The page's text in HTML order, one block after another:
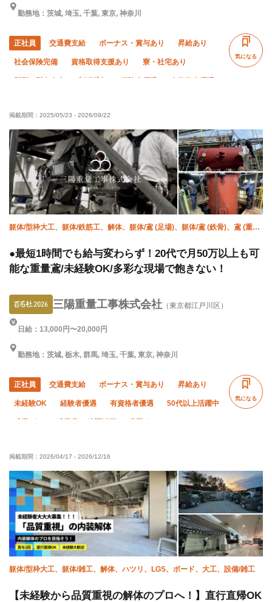
勤務地：茨城, 埼玉, 千葉, 東京, 神奈川
正社員 交通費支給 ボーナス・賞与あり 昇給あり
社会保険完備 資格取得支援あり 寮・社宅あり
髪型・髪色自由 制服貸与 経験者優遇 有資格者優遇
年末年始休暇 車・バイク通勤OK
気になる
掲載期間： 2025/05/23 - 2026/09/22
躯体/型枠大工、躯体/鉄筋工、解体、躯体/鳶 (足場)、躯体/鳶 (鉄骨)、鳶 (重
●最短1時間でも給与変わらず！20代で月50万以上も可
能な重量鳶/未経験OK/多彩な現場で飽きない！
三陽重量工事株式会社 （東京都江戸川区）
日給：13,000円〜20,000円
勤務地：茨城, 栃木, 群馬, 埼玉, 千葉, 東京, 神奈川
正社員 交通費支給 ボーナス・賞与あり 昇給あり
未経験OK 経験者優遇 有資格者優遇 50代以上活躍中
食堂・食事補助あり 制服貸与
髪型・髪色自由
気になる
掲載期間： 2026/04/17 - 2026/12/16
躯体/型枠大工、躯体/雑工、解体、ハツリ、LGS、ボード、大工、設備/雑工
【未経験から品質重視の解体のプロへ！】直行直帰OK